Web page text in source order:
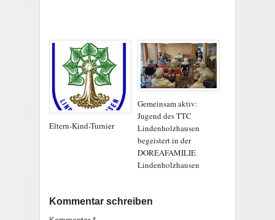
Eltern-Kind-Turnier
Gemeinsam aktiv:
Jugend des TTC
Lindenholzhausen
begeistert in der
DOREAFAMILIE
Lindenholzhausen
Kommentar schreiben